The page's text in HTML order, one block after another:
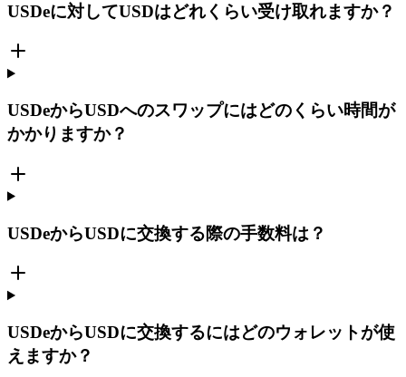
USDeに対してUSDはどれくらい受け取れますか？
USDeからUSDへのスワップにはどのくらい時間が
かかりますか？
USDeからUSDに交換する際の手数料は？
USDeからUSDに交換するにはどのウォレットが使
えますか？